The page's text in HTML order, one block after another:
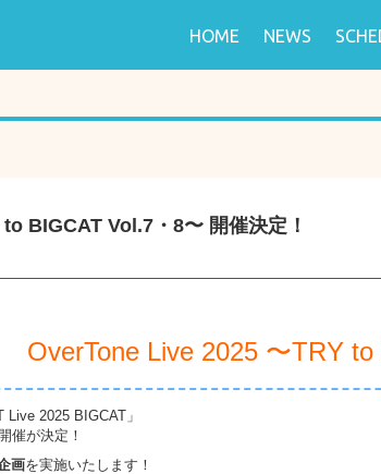
HOME NEWS
BIGCAT Vol.7・8〜 開催決定！
OverTone Live 2025 〜TRY
2025 BIGCAT」
催が決定！
画を実施いたします！